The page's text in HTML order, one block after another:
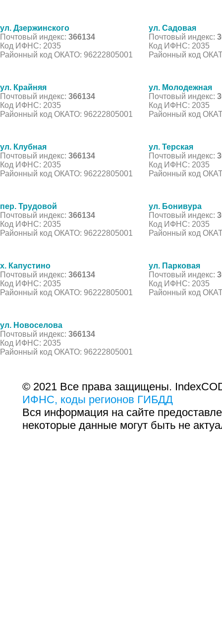
ул. Дзержинского
Почтовый индекс: 366134
Код ИФНС: 2035
Районный код ОКАТО: 96222805001
ул. Садовая
Почтовый индекс:
Код ИФНС: 2035
Районный код
ул. Крайняя
Почтовый индекс: 366134
Код ИФНС: 2035
Районный код ОКАТО: 96222805001
ул. Молодежная
Почтовый индекс:
Код ИФНС: 2035
Районный код
ул. Клубная
Почтовый индекс: 366134
Код ИФНС: 2035
Районный код ОКАТО: 96222805001
ул. Терская
Почтовый индекс:
Код ИФНС: 2035
Районный код
пер. Трудовой
Почтовый индекс: 366134
Код ИФНС: 2035
Районный код ОКАТО: 96222805001
ул. Бонивура
Почтовый индекс:
Код ИФНС: 2035
Районный код
х. Капустино
Почтовый индекс: 366134
Код ИФНС: 2035
Районный код ОКАТО: 96222805001
ул. Парковая
Почтовый индекс:
Код ИФНС: 2035
Районный код
ул. Новоселова
Почтовый индекс: 366134
Код ИФНС: 2035
Районный код ОКАТО: 96222805001
© 2021 Все права защищены.
ИФНС, коды регионов ГИБДД
Вся информация на сайте
некоторые данные могут быть не